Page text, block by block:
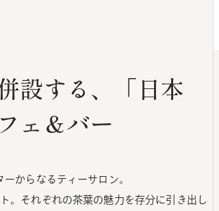
設する、「日本
ェ＆バー
からなるティーサロン。
。それぞれの茶葉の魅力を存分に引き出し